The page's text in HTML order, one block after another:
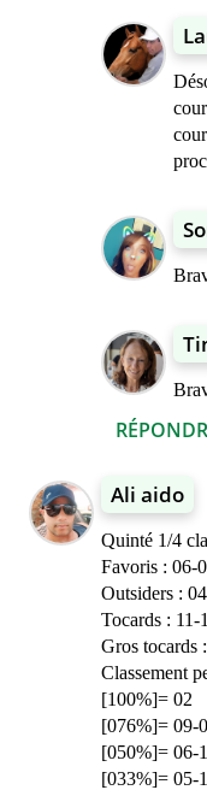
Ali aido
Quinté 1/4
Favoris : 06-
Outsiders :
Tocards : 11-
Gros tocards
Classement
[100%]= 02
[076%]= 09-
[050%]= 06-
[033%]= 05-